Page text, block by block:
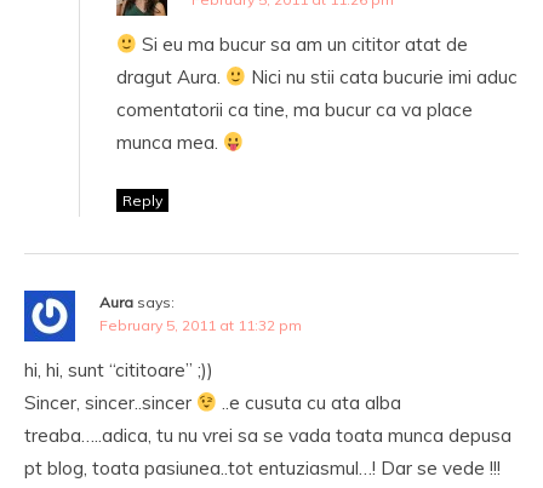
Si eu ma bucur sa am un cititor atat de
dragut Aura.
Nici nu stii cata bucurie imi aduc
comentatorii ca tine, ma bucur ca va place
munca mea.
Reply
Aura says:
February 5, 2011 at 11:32 pm
hi, hi, sunt “cititoare” ;))
Sincer, sincer..sincer
..e cusuta cu ata alba
treaba…..adica, tu nu vrei sa se vada toata munca depusa
pt blog, toata pasiunea..tot entuziasmul…! Dar se vede !!!